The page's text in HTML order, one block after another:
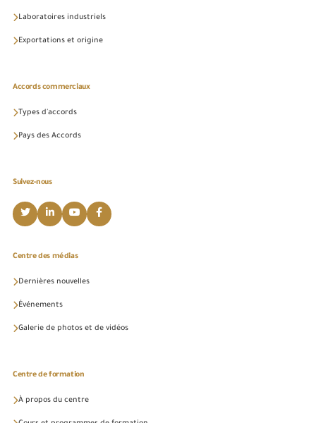
Laboratoires industriels
Exportations et origine
Accords commerciaux
Types d'accords
Pays des Accords
Suivez-nous
Centre des médias
Dernières nouvelles
Événements
Galerie de photos et de vidéos
Centre de formation
À propos du centre